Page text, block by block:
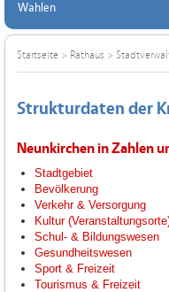
Wahlen
Startseite > Rathaus >
Strukturdaten der
Neunkirchen in Zahlen
Stadtgebiet
Bevölkerung
Verkehr & Versorgung
Kultur
Schul- & Bildungswesen
Gesundheitswesen
Sport & Freizeit
Tourismus & Freizeit